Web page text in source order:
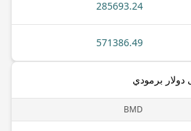
285693.24
571386.49
برمودي
BMD